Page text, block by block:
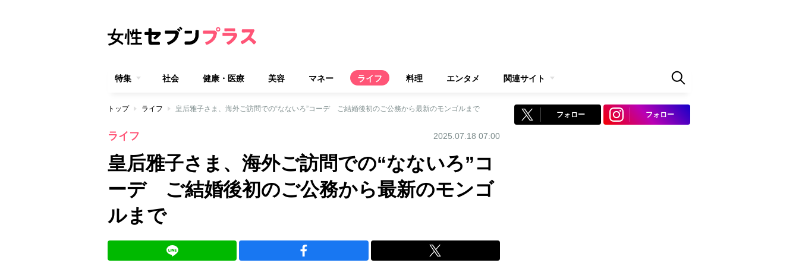
特集 社会 健康・医療 美容 マネー ライフ 料理 エンタメ 関連サイト
トップ ライフ 皇后雅子さま、海外ご訪問での“なないろ”コーデ ご結婚後初のご公務から最新のモンゴルまで
ライフ 2025.07.18 07:00
皇后雅子さま、海外ご訪問での“なないろ”コ
ーデ ご結婚後初のご公務から最新のモンゴ
ルまで
フォロー フォロー